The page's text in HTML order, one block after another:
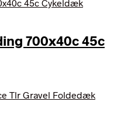
700x40c 45c